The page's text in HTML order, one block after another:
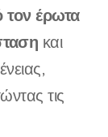
έρωτα
και
τις